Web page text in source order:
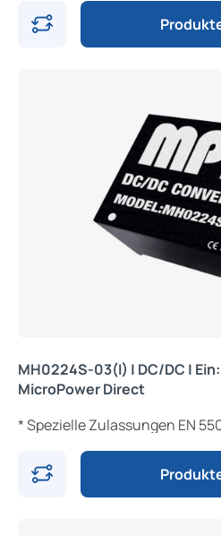
MH0224S-03(I) | DC/DC | Ein:
MicroPower Direct
* Spezielle Zulassungen EN